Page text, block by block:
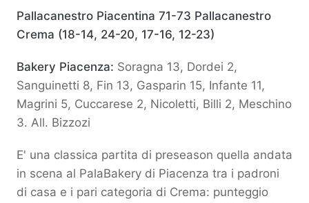
Pallacanestro Piacentina 71-73 Pallacanestro
Crema (18-14, 24-20, 17-16, 12-23)
Bakery Piacenza: Soragna 13, Dordei 2,
Sanguinetti 8, Fin 13, Gasparin 15, Infante 11,
Magrini 5, Cuccarese 2, Nicoletti, Billi 2, Meschino
3. All. Bizzozi
E' una classica partita di preseason quella andata
in scena al PalaBakery di Piacenza tra i padroni
di casa e i pari categoria di Crema: punteggio